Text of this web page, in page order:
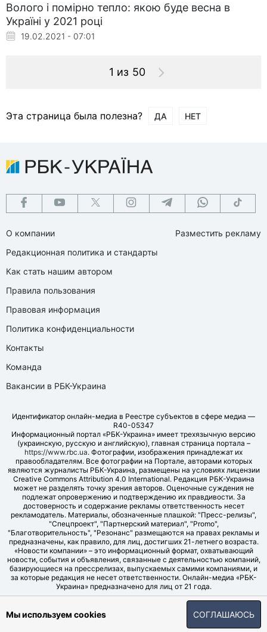
Волого і помірно тепло: якою буде весна в
Україні у 2021 році
19.02.2021 - 07:01
1 из 50
Эта страница была полезна? ДА НЕТ
О компании
Редакционная политика и стандарты
Как стать нашим автором
Правила пользования
Правовая информация
Политика конфиденциальности
Контакты
Команда
Вакансии в РБК-Украина
Разместить рекламу
Идентификатор онлайн-медиа в Реестре субъектов в сфере медиа —
R40-05347
Информационный портал «РБК-Украина» имеет трехязычную версию
(украинскую, русскую и английскую), главная страница портала –
https://www.rbc.ua. Фотографии, изображения принадлежат их
правообладателям. Все фотографии на Портале, авторами которых
являются журналисты РБК-Украина, размещены на условиях лицензии
Creative Commons Attribution 4.0 International. Редакция РБК-Украина
может не разделять точку зрения авторов. Оценочные суждения не
подлежат опровержению и подтверждению их правдивости. За
достоверность и содержание рекламы ответственность несет
рекламодатель. Материалы, обозначенные плашкой: "Пресс-релизы",
"Спецпроект", "Партнерский материал", "Promo",
"Благотворительность", "Резонанс" размещаются на правах рекламы и
предназначены, как правило, для лиц, достигших 21-летнего возраста.
«Новости компании» – это информационный формат, охватывающий
новости, события и объявления, связанные с деятельностью компаний,
базирующиеся на прессрелизах, выпускаемых самими компаниями, и
за которые редакция не несет ответственности. Онлайн-медиа «РБК-
Украина» предназначено для лиц от 21 года.
© LLC "UBT MEDIA", 2006-2026.
Мы используем cookies СОГЛАШАЮСЬ